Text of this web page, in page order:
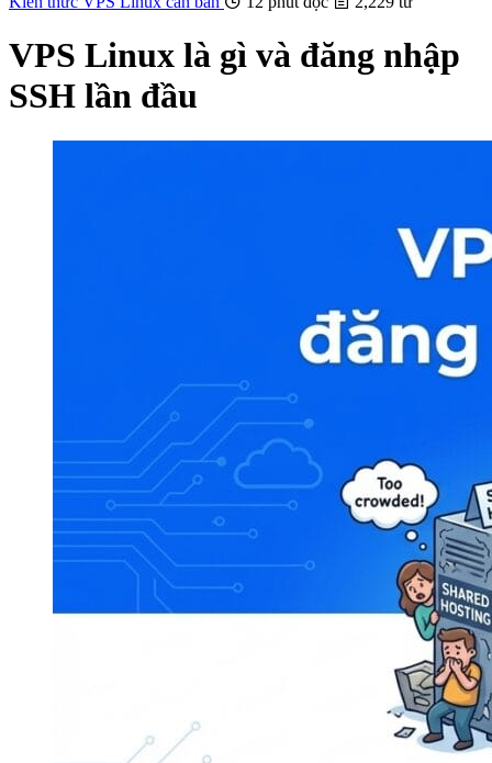
VPS Linux là gì và đăng nhập
SSH lần đầu